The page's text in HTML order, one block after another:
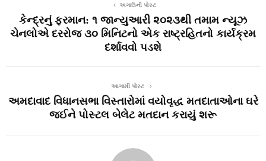
અગાઉની પોસ્ટ
કેન્દ્રનું ફરમાન: ૧ જાન્યુઆરી ૨૦૨૩થી તમામ ન્યૂઝ
ચેનલોએ દરરોજ ૩૦ મિનિટનો એક રાષ્ટ્રહિતનો કાર્યક્રમ
દર્શાવવો પડશે
આગામી પોસ્ટ
અમદાવાદ વિધાનસભા વિસ્તારોમાં વયોવૃદ્ધ મતદાતાઓના ઘરે
જઈને પોસ્ટલ બેલેટ મતદાન કરાયું શરૂ